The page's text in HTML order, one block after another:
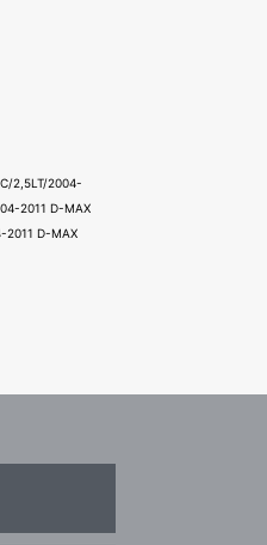
2,5LT/2004-
2011 D-MAX
2011 D-MAX